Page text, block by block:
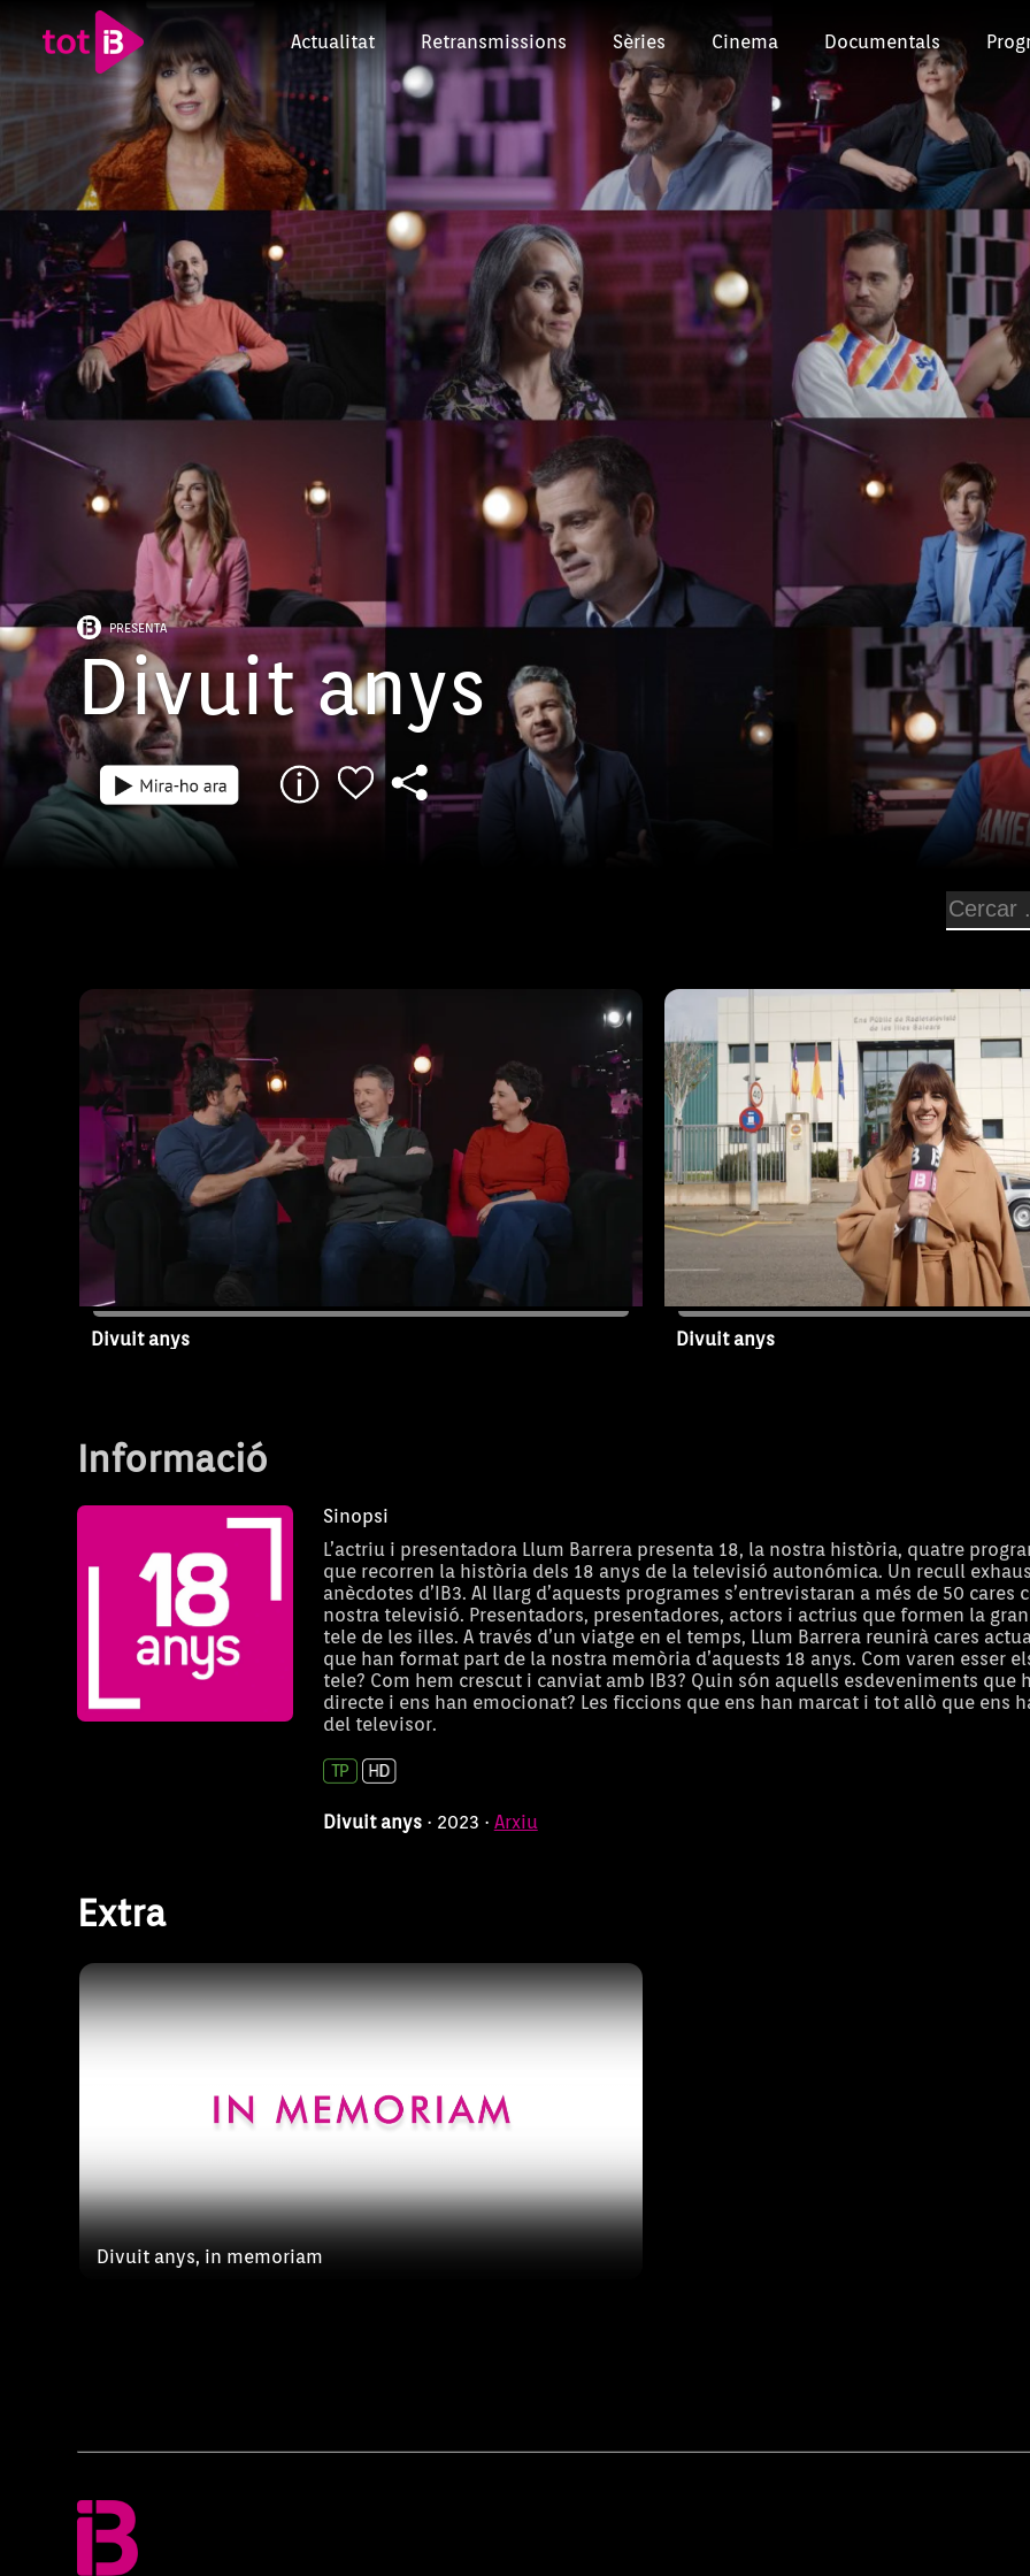
Actualitat Retransmissions Sèries Cinema Documentals
PRESENTA
Divuit anys
Divuit anys
Episodi: 4
programes com 'Rodolant', 'Balears salvatge' i '
Passejades'. També parlarem de cultura amb Cris
Juanico i Joan Muntaner, Xanguito. Posarem a prova els
presentadors d'informatius i esports Elisabet Ferrer,
Àngela Garcia, Xavi Bravo i Dani Barjacoba. David
Ordinas, Torito i Ann Perelló parlaran de l'humor a IB3. I
acabarem fent un repàs als programes de cuina amb
Miquel Calent, Santi Taura, Guillem Vanrell, Marga
Rosselló, Aina Burgos, Tomeu Caldentey, Fabián León,
Andreu Genestra i Koldo Royo.
Divuit anys
Episodi: 3
directes. En parlarem amb Neus
Nadal. També repassarem com ens
com va afectar la manera de fer els
Concursarem amb els coneguts
Maria Roig, Sílvia Pons i Pere
retrobarà amb dos actors molt
les Gamundines, Joan Miquel
més rebran una gran sorpresa, la
Farem un repàs de les
populars de les Illes amb Cristina
Elena Gregori i Noemí Garcies.
futbol amb Albert Salas, Toni
Informació
Sinopsi
L’actriu i presentadora Llum Barrera presenta 18, la nostra història, quatre
que recorren la història dels 18 anys de la televisió autonómica. Un recull
anècdotes d’IB3. Al llarg d’aquests programes s’entrevistaran a més de 50 cares
nostra televisió. Presentadors, presentadores, actors i actrius que formen la
tele de les illes. A través d’un viatge en el temps, Llum Barrera reunirà cares
que han format part de la nostra memòria d’aquests 18 anys. Com varen esser
tele? Com hem crescut i canviat amb IB3? Quin són aquells esdeveniments que
directe i ens han emocionat? Les ficcions que ens han marcat i tot allò que ens
del televisor.
Divuit anys · 2023 · Arxiu
Extra
Divuit anys, in memoriam
Divuit anys, in memoriam
Peça homenatge